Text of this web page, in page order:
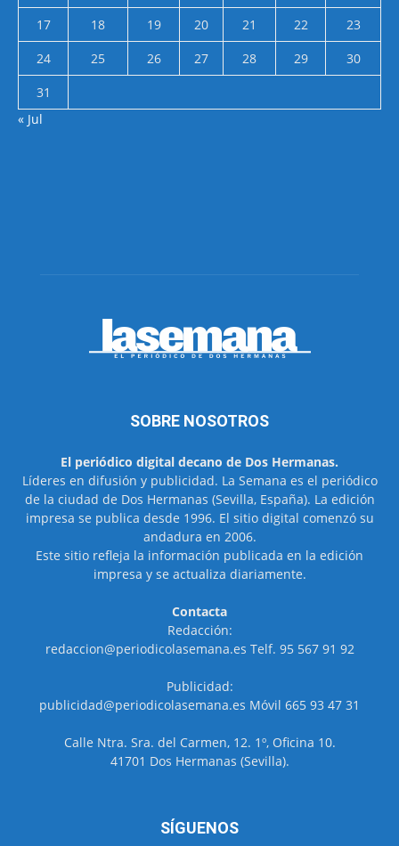
17
18 19 20 21 22
23
24
25 26 27 28 29
30
31
« Jul
SOBRE NOSOTROS
El periódico digital decano de Dos Hermanas.
Líderes en difusión y publicidad. La Semana es el periódico
de la ciudad de Dos Hermanas (Sevilla, España). La edición
impresa se publica desde 1996. El sitio digital comenzó su
andadura en 2006.
Este sitio refleja la información publicada en la edición
impresa y se actualiza diariamente.
Contacta
Redacción:
redaccion@periodicolasemana.es Telf. 95 567 91 92
Publicidad:
publicidad@periodicolasemana.es Móvil 665 93 47 31
Calle Ntra. Sra. del Carmen, 12. 1º, Oficina 10.
41701 Dos Hermanas (Sevilla).
SÍGUENOS